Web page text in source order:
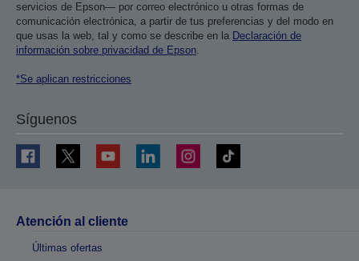
servicios de Epson— por correo electrónico u otras formas de
comunicación electrónica, a partir de tus preferencias y del modo en
que usas la web, tal y como se describe en la Declaración de
información sobre privacidad de Epson.
*Se aplican restricciones
Síguenos
Atención al cliente
Últimas ofertas